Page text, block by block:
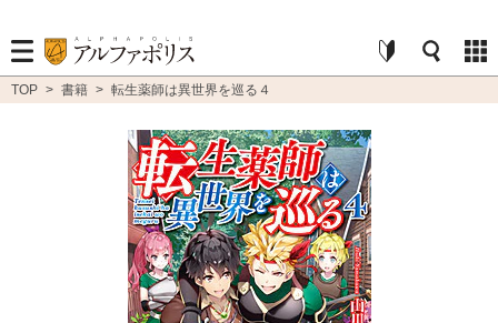
TOP > 書籍 > 転生薬師は異世界を巡る４